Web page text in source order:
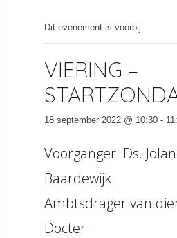
Dit evenement is voorbij.
VIERING –
18 september 2022 @ 10:30 -
Voorganger: Ds.
Baardewijk
Ambtsdrager van
Docter